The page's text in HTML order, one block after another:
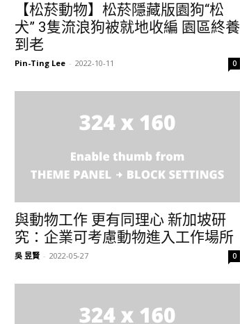
【松菸動物】松菸隱藏版園狗“松
犬” 3隻流浪狗被就地收編 園區終養
到老
Pin-Ting Lee - 2022-10-11 0
與動物工作 更有同理心 新加坡研
究：企業可考慮動物進入工作場所
吳 昱賢 - 2022-05-27 0